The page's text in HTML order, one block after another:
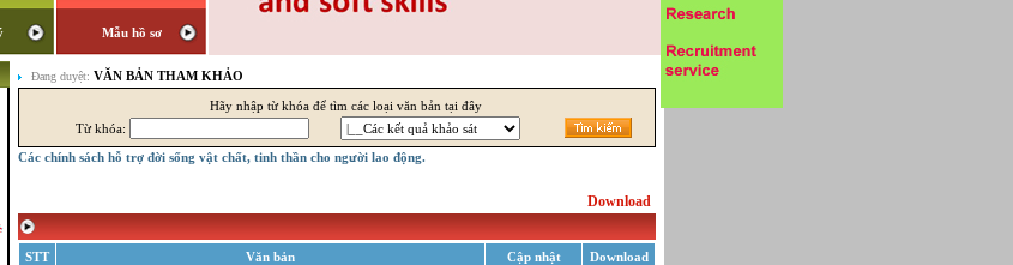
Mẫu hồ sơ
Đang duyệt: VĂN BẢN THAM KHẢO
Hãy nhập từ khóa để tìm các loại văn bản tại đây
Từ khóa:
Các chính sách hỗ trợ đời sống vật chất, tinh thần cho người lao động.
Download
STT Văn bản Cập nhật Download